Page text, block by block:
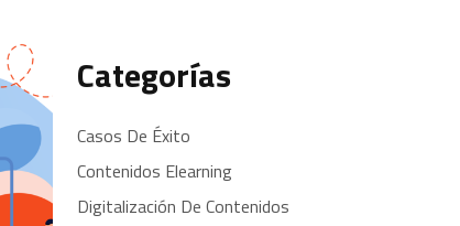
Categorías
Casos De Éxito
Contenidos Elearning
Digitalización De Contenidos